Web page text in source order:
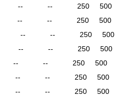
±5.0 -- -- 250 500
±5.0 -- -- 250 500
±3.8 -- -- 250 500
±5.0 -- -- 250 500
-- -- 250 500
±6.4 -- -- 250 500
±20 -- -- 250 500